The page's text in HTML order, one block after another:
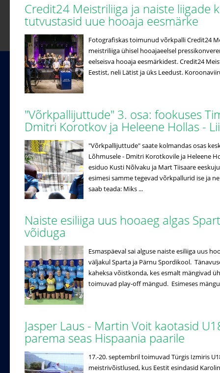
Credit24 Meistriliiga ja naiste liigade
tutvustasid uue hooaja eesmärke
Fotografiskas toimunud võrkpalli Credit24
meistriliiga ühisel hooajaeelsel
eelseisva hooaja eesmärkidest. Credit24
Eestist, neli Lätist ja üks Leedust.
"Võrkpallijuttude" 3. osa: fookuses
Dmitri Korotkov ja Heleene Hollas -
"Võrkpallijuttude" saate kolmandas osas
Lõhmusele - Dmitri Korotkovile ja Heleene
esiduo Kusti Nõlvaku ja Mart Tiisaare
esimesi samme tegevad võrkpallurid ise ja
saab teada: Miks ...
Naiste esiliiga uus hooaeg algas
võiduga
Esmaspäeval sai alguse naiste esiliiga uus
väljakul Sparta ja Pärnu Spordikool.
kaheksa võistkonda, kes esmalt mängivad
toimuvad play-off mängud. Esimeses
Jasper Laus - Martin Voit kaotasid
parema seas Hispaania paarile
17.-20. septembril toimuvad Türgis Izmiris
meistrivõistlused, kus Eestit esindasid